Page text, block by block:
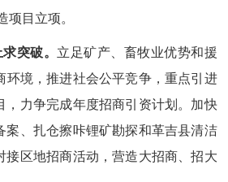
项目立项。
突破。 立足矿产、畜牧业优势和援
环境，推进社会公平竞争，重点引进
， 力争完成年度招商引资计划 。加快
案、扎仓擦咔锂矿勘探和革吉县清洁
接区地招商活动，营造大招商、招大